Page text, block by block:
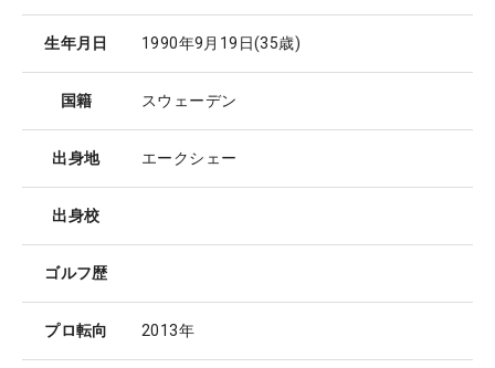
生年月日 1990年9月19日(35歳)
国籍 スウェーデン
出身地 エークシェー
出身校
ゴルフ歴
プロ転向 2013年